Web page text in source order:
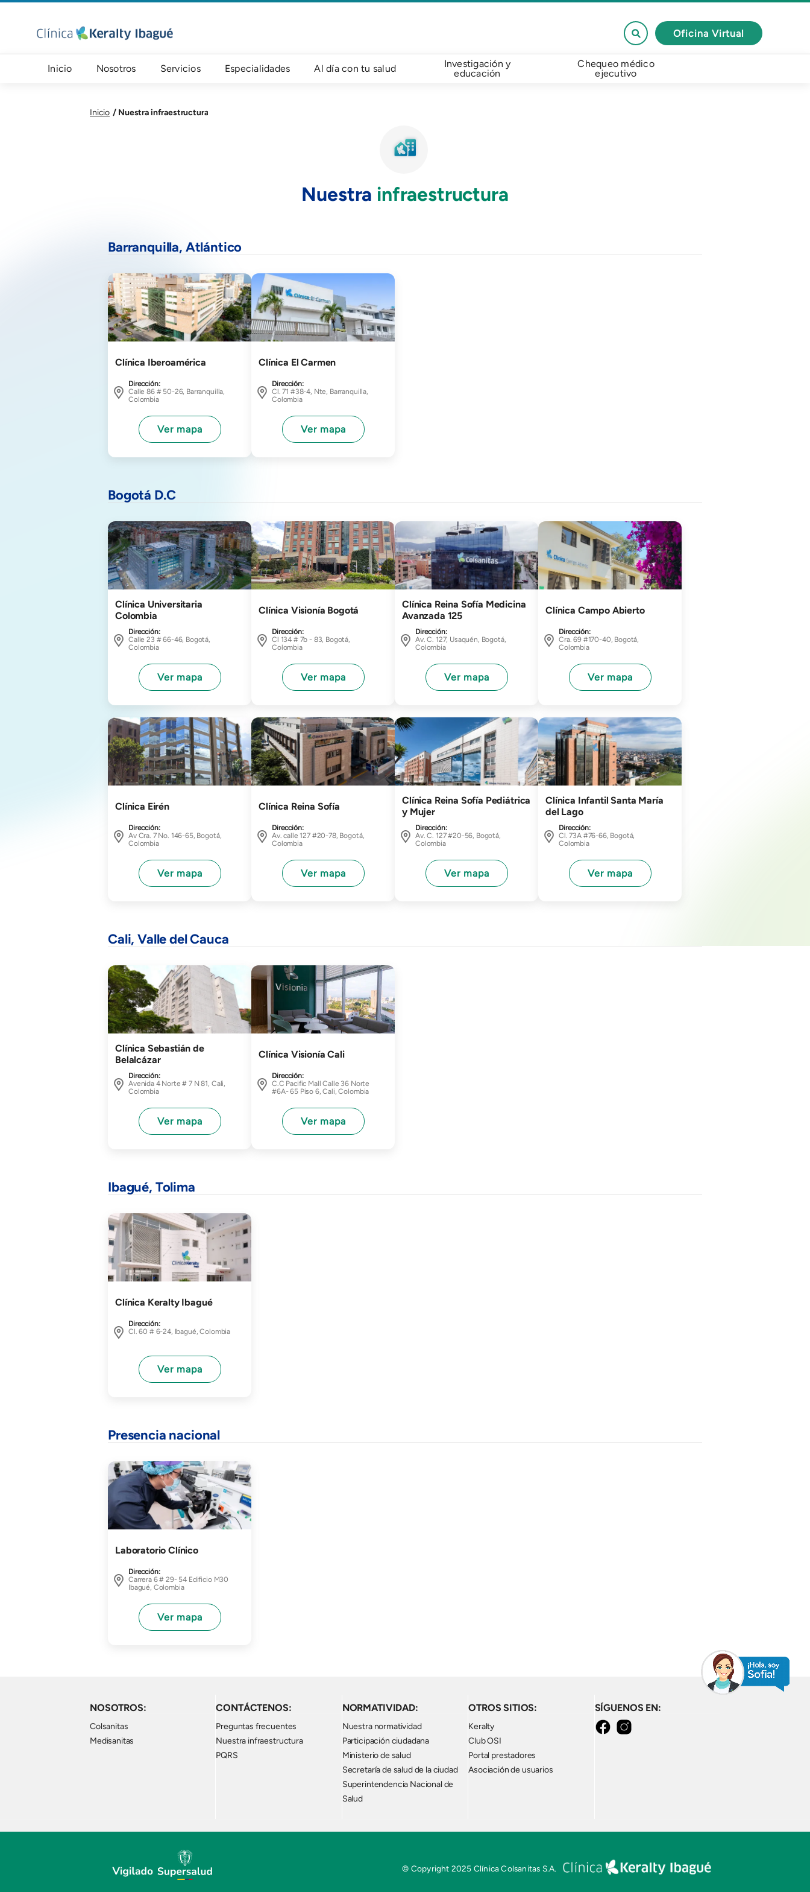
Pasar al contenido principal
Oficina Virtual
Navegación principal
Inicio Nosotros Servicios Especialidades Al día con tu salud
Investigación y
educación
Chequeo médico
ejecutivo
Inicio Nuestra infraestructura
Nuestra infraestructura
Barranquilla, Atlántico
Imagen
Clínica Iberoamérica
Dirección:
Calle 86 # 50-26, Barranquilla,
Colombia
Ver mapa
Imagen
Clínica El Carmen
Dirección:
Cl. 71 #38-4, Nte, Barranquilla,
Colombia
Ver mapa
Bogotá D.C
Imagen
Clínica Universitaria
Colombia
Dirección:
Calle 23 # 66-46, Bogotá,
Colombia
Ver mapa
Imagen
Clínica Visionía Bogotá
Dirección:
Cl 134 # 7b - 83, Bogotá,
Colombia
Ver mapa
Imagen
Clínica Reina Sofía Medicina
Avanzada 125
Dirección:
Av. C. 127, Usaquén, Bogotá,
Colombia
Ver mapa
Imagen
Clínica Campo Abierto
Dirección:
Cra. 69 #170-40, Bogotá,
Colombia
Ver mapa
Imagen
Clínica Eirén
Dirección:
Av Cra. 7 No. 146-65, Bogotá,
Colombia
Ver mapa
Imagen
Clínica Reina Sofía
Dirección:
Av. calle 127 #20-78, Bogotá,
Colombia
Ver mapa
Imagen
Clínica Reina Sofía Pediátrica
y Mujer
Dirección:
Av. C. 127 #20-56, Bogotá,
Colombia
Ver mapa
Imagen
Clínica Infantil Santa María
del Lago
Dirección:
Cl. 73A #76-66, Bogotá,
Colombia
Ver mapa
Cali, Valle del Cauca
Imagen
Clínica Sebastián de
Belalcázar
Dirección:
Avenida 4 Norte # 7 N 81, Cali,
Colombia
Ver mapa
Imagen
Clínica Visionía Cali
Dirección:
C.C Pacific Mall Calle 36 Norte
#6A- 65 Piso 6, Cali, Colombia
Ver mapa
Ibagué, Tolima
Imagen
Clínica Keralty Ibagué
Dirección:
Cl. 60 # 6-24, Ibagué, Colombia
Ver mapa
Presencia nacional
Imagen
Laboratorio Clínico
Dirección:
Carrera 6 # 29- 54 Edificio M30
Ibagué, Colombia
Ver mapa
NOSOTROS:
Colsanitas
Medisanitas
CONTÁCTENOS:
Preguntas frecuentes
Nuestra infraestructura
PQRS
NORMATIVIDAD:
Nuestra normatividad
Participación ciudadana
Ministerio de salud
Secretaría de salud de la ciudad
Superintendencia Nacional de
Salud
OTROS SITIOS:
Keralty
Club OSI
Portal prestadores
Asociación de usuarios
SÍGUENOS EN:
FacebookInstagram
© Copyright 2025 Clínica Colsanitas S.A.